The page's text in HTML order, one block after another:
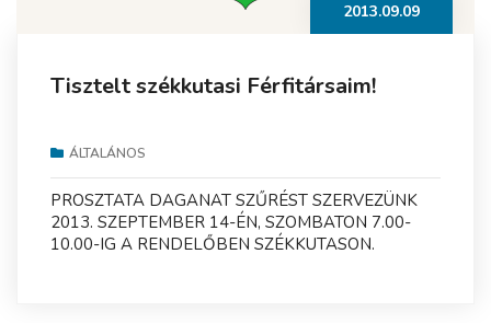
2013.09.09
Tisztelt székkutasi Férfitársaim!
ÁLTALÁNOS
PROSZTATA DAGANAT SZŰRÉST SZERVEZÜNK
2013. SZEPTEMBER 14-ÉN, SZOMBATON 7.00-
10.00-IG A RENDELŐBEN SZÉKKUTASON.